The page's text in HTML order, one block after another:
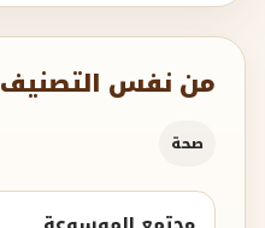
من نفس التصنيف
صحة